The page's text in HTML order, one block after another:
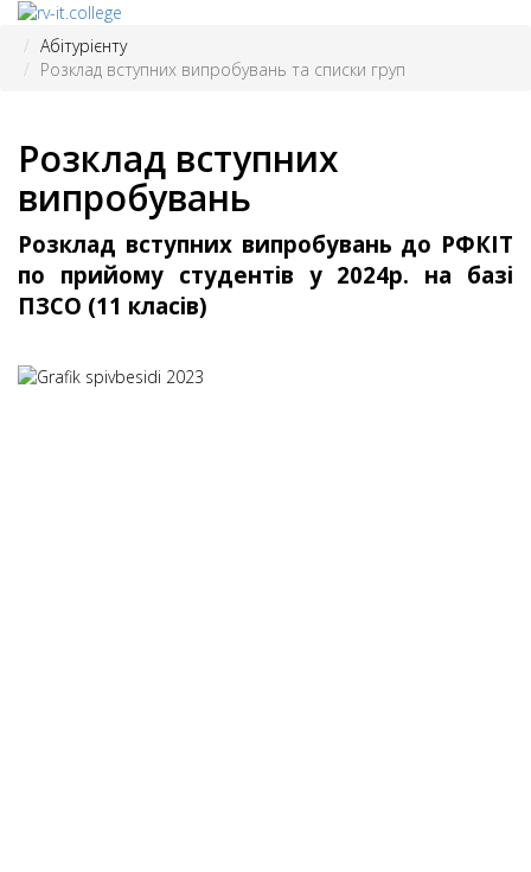
Абітурієнту
Розклад вступних випробувань та списки груп
Розклад вступних
випробувань
Розклад вступних випробувань до РФКІТ
по прийому студентів у 2024р. на базі
ПЗСО (11 класів)